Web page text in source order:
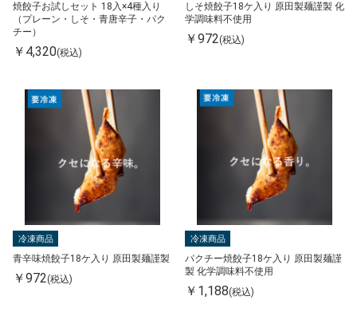
焼餃子お試しセット 18入×4種入り
（プレーン・しそ・青唐辛子・パク
チー）
￥4,320(税込)
しそ焼餃子18ケ入り 原田製麺謹製 化
学調味料不使用
￥972(税込)
冷凍商品
青辛味焼餃子18ケ入り 原田製麺謹製
￥972(税込)
冷凍商品
パクチー焼餃子18ケ入り 原田製麺謹
製 化学調味料不使用
￥1,188(税込)